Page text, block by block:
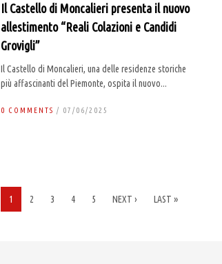
Il Castello di Moncalieri presenta il nuovo
allestimento “Reali Colazioni e Candidi
Grovigli”
Il Castello di Moncalieri, una delle residenze storiche
più affascinanti del Piemonte, ospita il nuovo...
0 COMMENTS / 07/06/2025
1 2 3 4 5 NEXT › LAST »